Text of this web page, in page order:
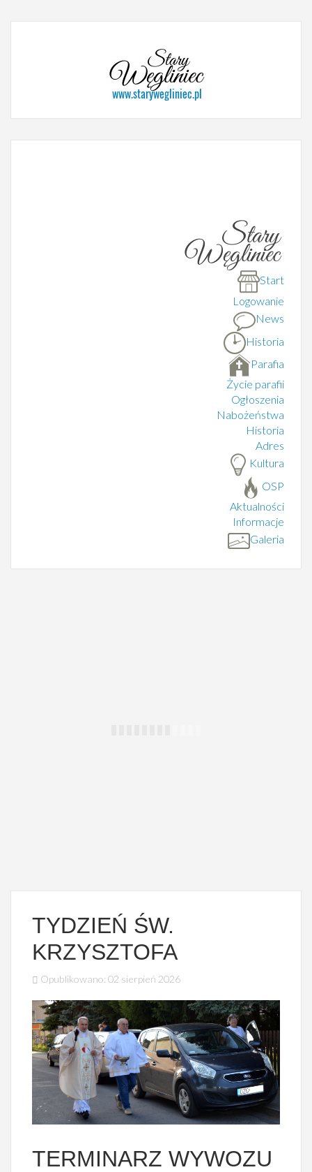
Start
Logowanie
News
Historia
Parafia
Życie parafii
Ogłoszenia
Nabożeństwa
Historia
Adres
Kultura
OSP
Aktualności
Informacje
Galeria
TYDZIEŃ ŚW.
KRZYSZTOFA
Opublikowano: 02 sierpień 2026
TERMINARZ WYWOZU